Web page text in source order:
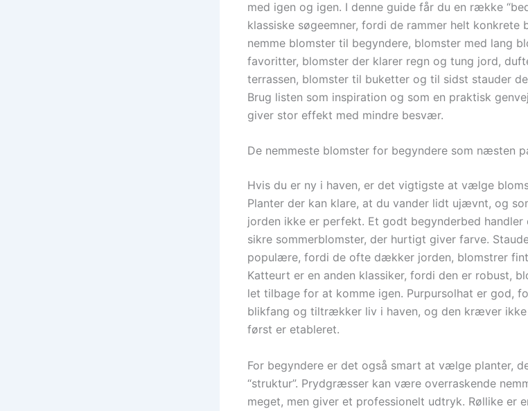
med igen og igen. I denne guide får du en række
klassiske søgeemner, fordi de rammer helt konkrete
nemme blomster til begyndere, blomster med lang
favoritter, blomster der klarer regn og tung jord,
terrassen, blomster til buketter og til sidst stauder
Brug listen som inspiration og som en praktisk
giver stor effekt med mindre besvær.
De nemmeste blomster for begyndere som næsten
Hvis du er ny i haven, er det vigtigste at vælge
Planter der kan klare, at du vander lidt ujævnt, og
jorden ikke er perfekt. Et godt begynderbed
sikre sommerblomster, der hurtigt giver farve.
populære, fordi de ofte dækker jorden, blomstrer
Katteurt er en anden klassiker, fordi den er robust,
let tilbage for at komme igen. Purpursolhat er god,
blikfang og tiltrækker liv i haven, og den kræver ikke
først er etableret.
For begyndere er det også smart at vælge planter,
“struktur”. Prydgræsser kan være overraskende
meget, men giver et professionelt udtryk. Røllike er